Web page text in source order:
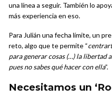
una línea a seguir. También lo
más experiencia en eso.
Para Julián una fecha límite, un
reto, algo que te permite “
para generar cosas (…) la libertad
pues no sabes qué hacer con ella”.
Necesitamos un